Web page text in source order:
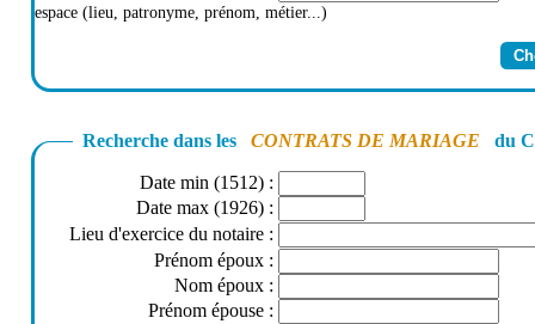
espace (lieu, patronyme, prénom, métier...)
Recherche dans les CONTRATS DE MARIAGE du
Date min (1512) :
Date max (1926) :
Lieu d'exercice du notaire :
Prénom époux :
Nom époux :
Prénom épouse :